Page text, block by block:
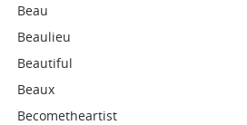
Beau
Beaulieu
Beautiful
Beaux
Becometheartist